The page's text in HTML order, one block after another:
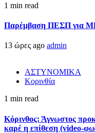
1 min read
Παρέμβαση ΠΕΣΠ για
13 ώρες ago admin
ΑΣΤΥΝΟΜΙΚΑ
Κορινθία
1 min read
Κόρινθος: Άγνωστος
καρέ η επίθεση (video-